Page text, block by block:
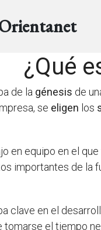
¿Qué
de la génesis de
se eligen los
en equipo en el
importantes de la
clave en el
tomarse el tiempo